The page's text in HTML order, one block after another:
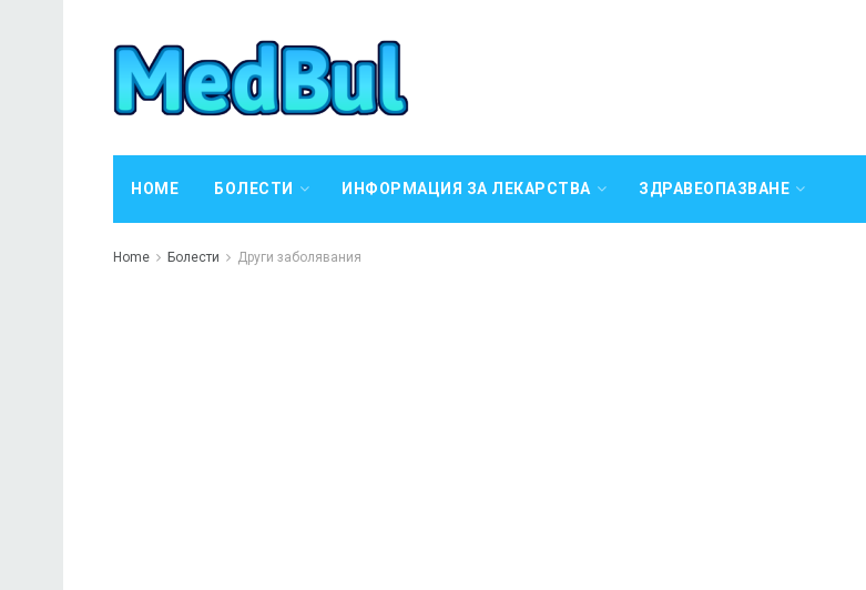
HOME БОЛЕСТИ ИНФОРМАЦИЯ ЗА ЛЕКАРСТВА ЗДРАВЕОПАЗВАНЕ
Home Болести Други заболявания